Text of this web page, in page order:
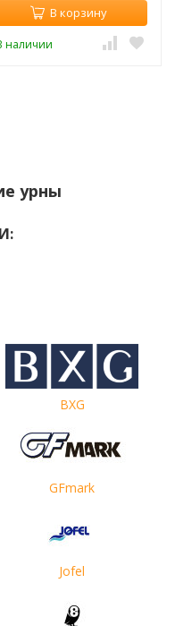
В корзину
наличии
урны
BXG
GFmark
Jofel